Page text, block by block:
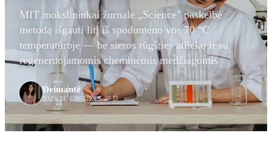
MIT mokslininkai žurnale „Science" paskelbė
metodą išgauti litį iš spodumeno vos 70 °C
temperatūroje — be sieros rūgšties atliekų ir su
regeneruojamomis cheminėmis medžiagomis
Deimantė
2026 M. GEGUŽĖS 29 D.